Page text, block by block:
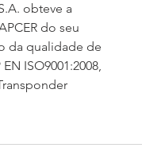
obteve a
do seu
da qualidade de
ISO9001:2008,